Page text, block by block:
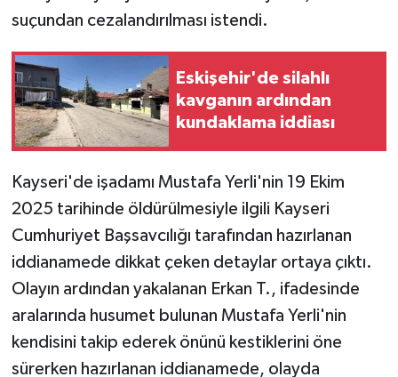
suçundan cezalandırılması istendi.
Eskişehir'de silahlı
kavganın ardından
kundaklama iddiası
Kayseri'de işadamı Mustafa Yerli'nin 19 Ekim
2025 tarihinde öldürülmesiyle ilgili Kayseri
Cumhuriyet Başsavcılığı tarafından hazırlanan
iddianamede dikkat çeken detaylar ortaya çıktı.
Olayın ardından yakalanan Erkan T., ifadesinde
aralarında husumet bulunan Mustafa Yerli'nin
kendisini takip ederek önünü kestiklerini öne
sürerken hazırlanan iddianamede, olayda